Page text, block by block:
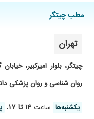
مطب چیتگر
تهران
چیتگر، بلوار امیرکبیر،
روان شناسی و روان پزشکی
یکشنبه‌ها ساعت۱۴ تا ۱۷ ،